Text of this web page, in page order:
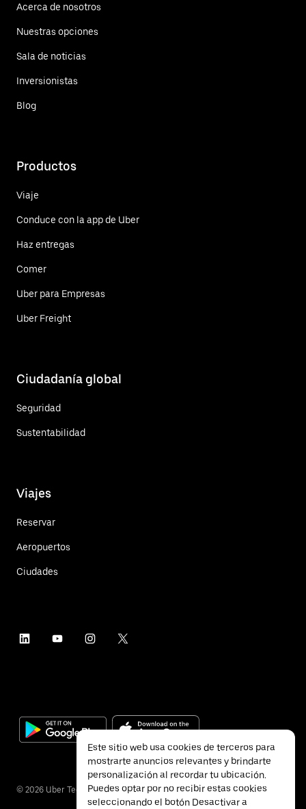
Acerca de nosotros
Nuestras opciones
Sala de noticias
Inversionistas
Blog
Productos
Viaje
Conduce con la app de Uber
Haz entregas
Comer
Uber para Empresas
Uber Freight
Ciudadanía global
Seguridad
Sustentabilidad
Viajes
Reservar
Aeropuertos
Ciudades
© 2026 Uber Technologies Inc.
Este sitio web usa cookies de terceros para
mostrarte anuncios relevantes y brindarte
personalización al recordar tu ubicación.
Puedes optar por no recibir estas cookies
seleccionando el botón Desactivar a